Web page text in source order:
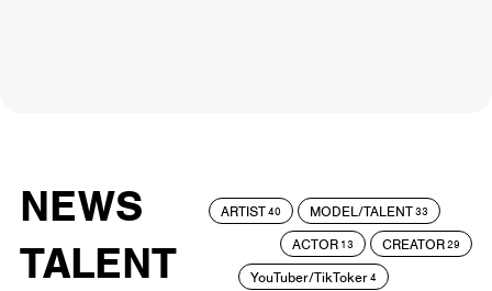
NEWS
TALENT
ARTIST40 MODEL/TALENT33
ACTOR 13 CREATOR29
YouTuber/TikToker4